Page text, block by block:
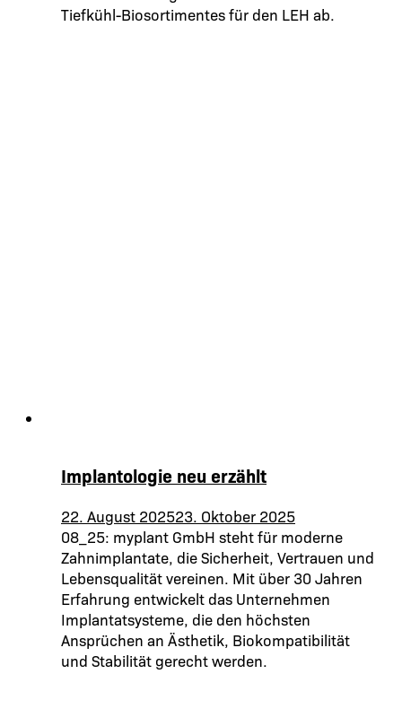
Tiefkühl-Biosortimentes für den LEH ab.
Implantologie neu erzählt
22. August 202523. Oktober 2025
08_25: myplant GmbH steht für moderne
Zahnimplantate, die Sicherheit, Vertrauen und
Lebensqualität vereinen. Mit über 30 Jahren
Erfahrung entwickelt das Unternehmen
Implantatsysteme, die den höchsten
Ansprüchen an Ästhetik, Biokompatibilität
und Stabilität gerecht werden.